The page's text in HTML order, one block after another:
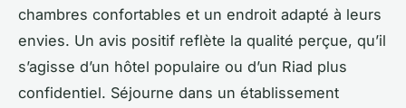
chambres confortables et un endroit adapté à leurs
envies. Un avis positif reflète la qualité perçue, qu’il
s’agisse d’un hôtel populaire ou d’un Riad plus
confidentiel. Séjourne dans un établissement